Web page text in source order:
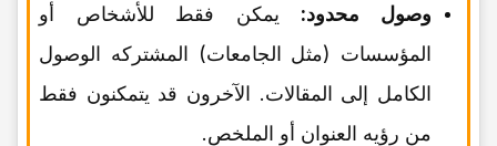
وصول محدود: یمکن فقط للأشخاص أو
المؤسسات (مثل الجامعات) المشترکه الوصول
الکامل إلى المقالات. الآخرون قد یتمکنون فقط
من رؤیه العنوان أو الملخص.